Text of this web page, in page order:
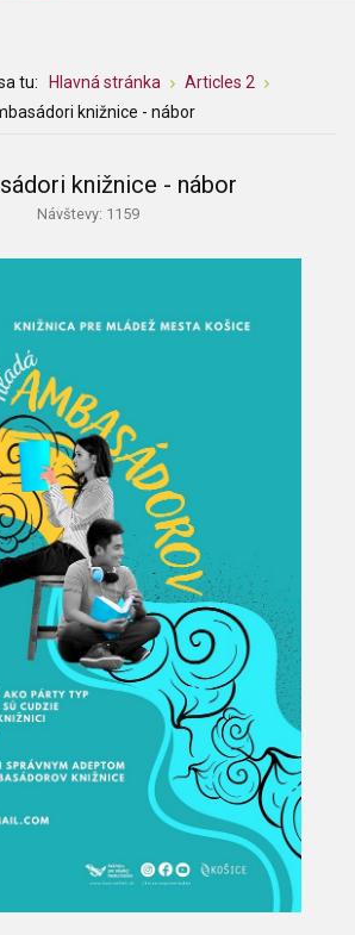
tu: Hlavná stránka
Articles 2
knižnice - nábor
knižnice - nábor
Návštevy: 1159